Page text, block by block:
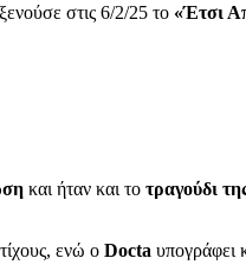
στις 6/2/25 το «Έτσι
και ήταν και το τραγούδι
ενώ ο Docta υπογράφει